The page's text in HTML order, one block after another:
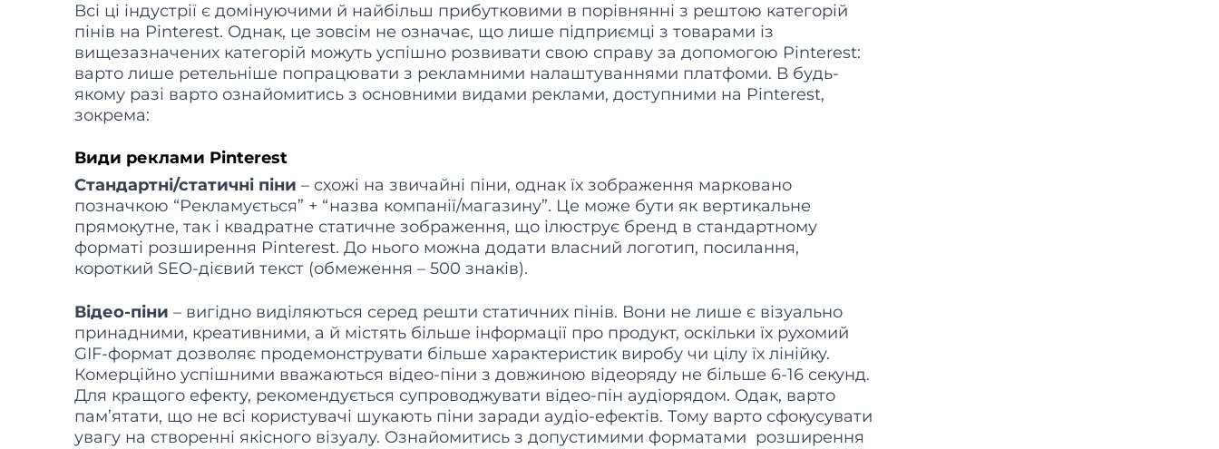
Всі ці індустрії є домінуючими й найбільш прибутковими в порівнянні з рештою категорій
пінів на Pinterest. Однак, це зовсім не означає, що лише підприємці з товарами із
вищезазначених категорій можуть успішно розвивати свою справу за допомогою Pinterest:
варто лише ретельніше попрацювати з рекламними налаштуваннями платфоми. В будь-
якому разі варто ознайомитись з основними видами реклами, доступними на Pinterest,
зокрема:
Види реклами Pinterest
Стандартні/статичні піни – схожі на звичайні піни, однак їх зображення марковано
позначкою “Рекламується” + “назва компанії/магазину”. Це може бути як вертикальне
прямокутне, так і квадратне статичне зображення, що ілюструє бренд в стандартному
форматі розширення Pinterest. До нього можна додати власний логотип, посилання,
короткий SEO-дієвий текст (обмеження – 500 знаків).
Відео-піни – вигідно виділяються серед решти статичних пінів. Вони не лише є візуально
принадними, креативними, а й містять більше інформації про продукт, оскільки їх рухомий
GIF-формат дозволяє продемонструвати більше характеристик виробу чи цілу їх лінійку.
Комерційно успішними вважаються відео-піни з довжиною відеоряду не більше 6-16 секунд.
Для кращого ефекту, рекомендується супроводжувати відео-пін аудіорядом. Одак, варто
пам’ятати, що не всі користувачі шукають піни заради аудіо-ефектів. Тому варто сфокусувати
увагу на створенні якісного візуалу. Ознайомитись з допустимими форматами розширення